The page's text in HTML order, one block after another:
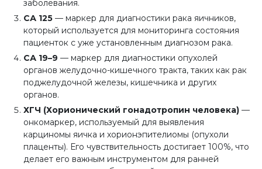
заболевания.
СА 125 — маркер для диагностики рака яичников,
который используется для мониторинга состояния
пациенток с уже установленным диагнозом рака.
СА 19–9 — маркер для диагностики опухолей
органов желудочно-кишечного тракта, таких как рак
поджелудочной железы, кишечника и других
органов.
ХГЧ (Хорионический гонадотропин человека) —
онкомаркер, используемый для выявления
карциномы яичка и хорионэпителиомы (опухоли
плаценты). Его чувствительность достигает 100%, что
делает его важным инструментом для ранней